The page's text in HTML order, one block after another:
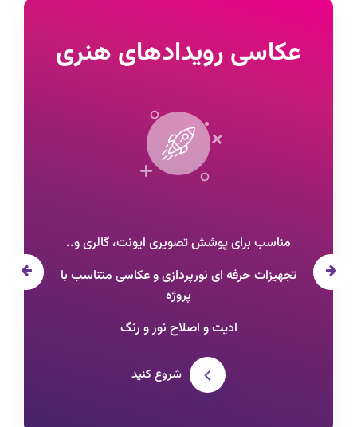
عکاسی رویدادهای هنری
مناسب برای پوشش تصویری ایونت، گالری و..
تجهیزات حرفه ای نورپردازی و عکاسی متناسب با
پروژه
ادیت و اصلاح نور و رنگ
شروع کنید